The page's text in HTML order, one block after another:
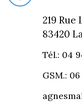
219
83420
Tél.: 04
GSM.: